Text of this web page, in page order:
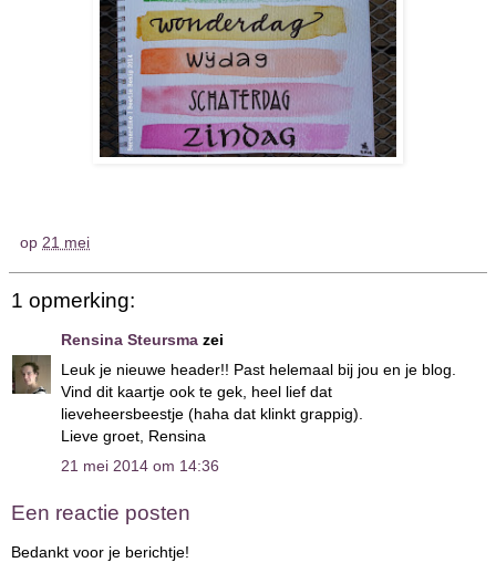
op 21 mei
1 opmerking:
Rensina Steursma zei
Leuk je nieuwe header!! Past helemaal bij jou en je blog.
Vind dit kaartje ook te gek, heel lief dat
lieveheersbeestje (haha dat klinkt grappig).
Lieve groet, Rensina
21 mei 2014 om 14:36
Een reactie posten
Bedankt voor je berichtje!